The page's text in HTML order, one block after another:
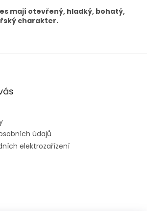
mají otevřený, hladký, bohatý,
charakter.
údajů
elektrozařízení